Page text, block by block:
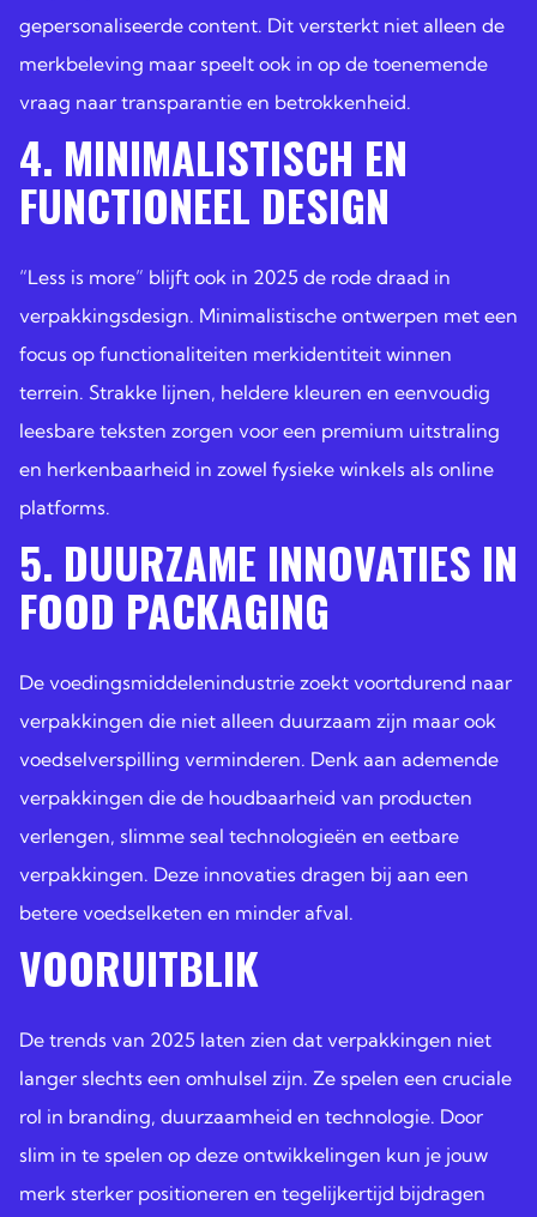
gepersonaliseerde content. Dit versterkt niet alleen de
merkbeleving maar speelt ook in op de toenemende
vraag naar transparantie en betrokkenheid.
4. MINIMALISTISCH EN
FUNCTIONEEL DESIGN
“Less is more” blijft ook in 2025 de rode draad in
verpakkingsdesign. Minimalistische ontwerpen met een
focus op functionaliteiten merkidentiteit winnen
terrein. Strakke lijnen, heldere kleuren en eenvoudig
leesbare teksten zorgen voor een premium uitstraling
en herkenbaarheid in zowel fysieke winkels als online
platforms.
5. DUURZAME INNOVATIES IN
FOOD PACKAGING
De voedingsmiddelenindustrie zoekt voortdurend naar
verpakkingen die niet alleen duurzaam zijn maar ook
voedselverspilling verminderen. Denk aan ademende
verpakkingen die de houdbaarheid van producten
verlengen, slimme seal technologieën en eetbare
verpakkingen. Deze innovaties dragen bij aan een
betere voedselketen en minder afval.
VOORUITBLIK
De trends van 2025 laten zien dat verpakkingen niet
langer slechts een omhulsel zijn. Ze spelen een cruciale
rol in branding, duurzaamheid en technologie. Door
slim in te spelen op deze ontwikkelingen kun je jouw
merk sterker positioneren en tegelijkertijd bijdragen